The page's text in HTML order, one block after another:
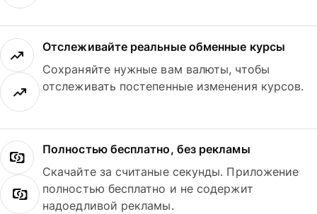
Отслеживайте реальные обменные курсы
Сохраняйте нужные вам валюты, чтобы
отслеживать постепенные изменения курсов.
Полностью бесплатно, без рекламы
Скачайте за считаные секунды. Приложение
полностью бесплатно и не содержит
надоедливой рекламы.